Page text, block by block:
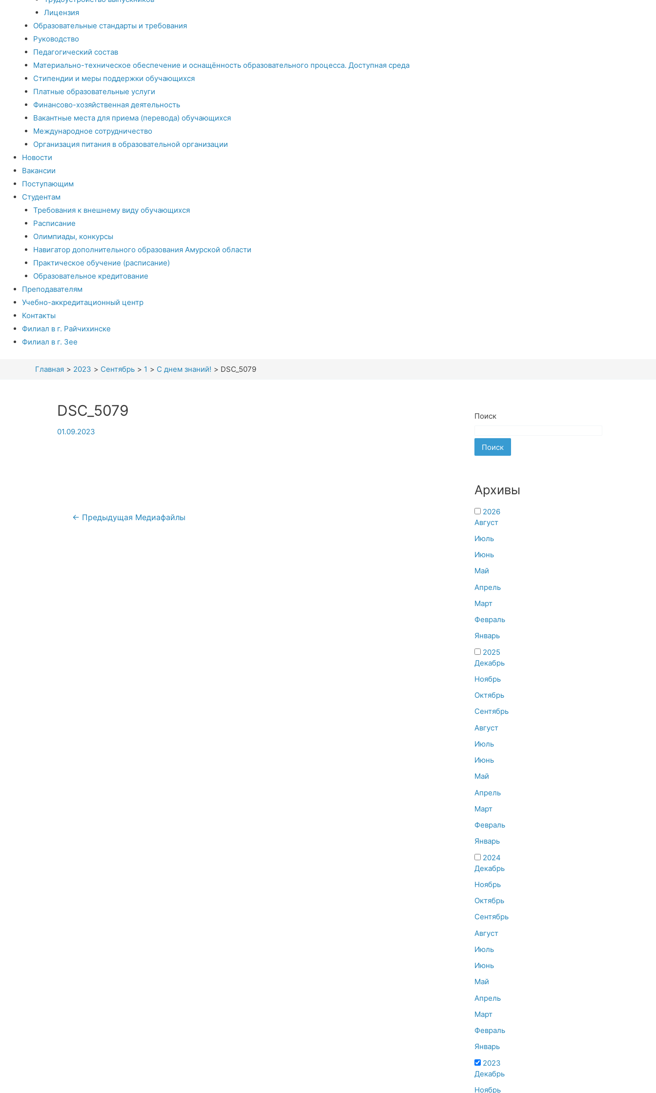
Лицензия
Образовательные стандарты и требования
Руководство
Педагогический состав
Материально-техническое обеспечение и оснащённость образовательного процесса. Доступная среда
Стипендии и меры поддержки обучающихся
Платные образовательные услуги
Финансово-хозяйственная деятельность
Вакантные места для приема (перевода) обучающихся
Международное сотрудничество
Организация питания в образовательной организации
Новости
Вакансии
Поступающим
Студентам
Требования к внешнему виду обучающихся
Расписание
Олимпиады, конкурсы
Навигатор дополнительного образования Амурской области
Практическое обучение (расписание)
Образовательное кредитование
Преподавателям
Учебно-аккредитационный центр
Контакты
Филиал в г. Райчихинске
Филиал в г. Зее
Главная 2023 Сентябрь 1 С днем знаний! DSC_5079
DSC_5079
01.09.2023
Навигация
← Предыдущая Медиафайлы
Поиск
Поиск
Архивы
2026
Август
Июль
Июнь
Май
Апрель
Март
Февраль
Январь
2025
Декабрь
Ноябрь
Октябрь
Сентябрь
Август
Июль
Июнь
Май
Апрель
Март
Февраль
Январь
2024
Декабрь
Ноябрь
Октябрь
Сентябрь
Август
Июль
Июнь
Май
Апрель
Март
Февраль
Январь
2023
Декабрь
Ноябрь